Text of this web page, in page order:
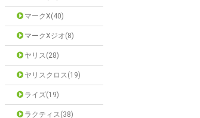
マークX(40)
マークXジオ(8)
ヤリス(28)
ヤリスクロス(19)
ライズ(19)
ラクティス(38)